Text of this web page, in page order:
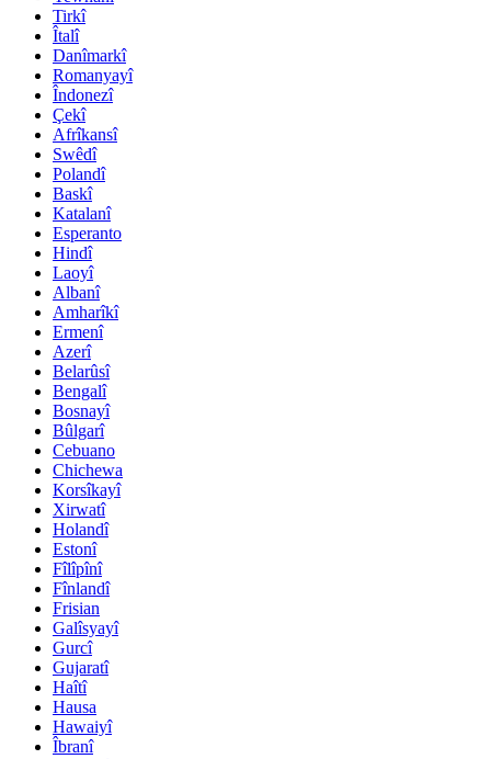
Tirkî
Îtalî
Danîmarkî
Romanyayî
Îndonezî
Çekî
Afrîkansî
Swêdî
Polandî
Baskî
Katalanî
Esperanto
Hindî
Laoyî
Albanî
Amharîkî
Ermenî
Azerî
Belarûsî
Bengalî
Bosnayî
Bûlgarî
Cebuano
Chichewa
Korsîkayî
Xirwatî
Holandî
Estonî
Fîlîpînî
Fînlandî
Frisian
Galîsyayî
Gurcî
Gujaratî
Haîtî
Hausa
Hawaiyî
Îbranî